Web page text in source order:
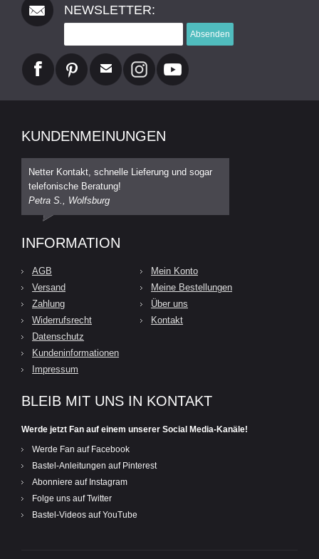
NEWSLETTER:
Absenden
KUNDENMEINUNGEN
Netter Kontakt, schnelle Lieferung und sogar
telefonische Beratung!
Petra S., Wolfsburg
INFORMATION
AGB
Versand
Zahlung
Widerrufsrecht
Datenschutz
Kundeninformationen
Impressum
Mein Konto
Meine Bestellungen
Über uns
Kontakt
BLEIB MIT UNS IN KONTAKT
Werde jetzt Fan auf einem unserer Social Media-Kanäle!
Werde Fan auf Facebook
Bastel-Anleitungen auf Pinterest
Abonniere auf Instagram
Folge uns auf Twitter
Bastel-Videos auf YouTube